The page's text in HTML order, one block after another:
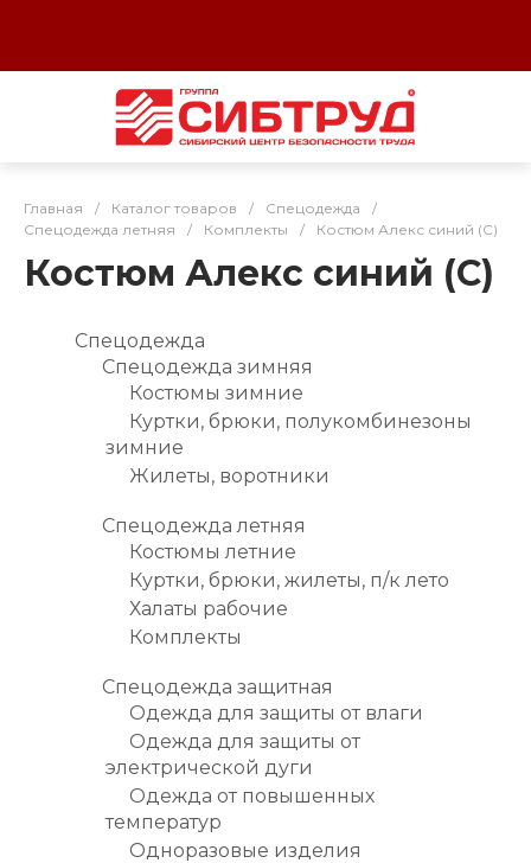
Главная / Каталог товаров / Спецодежда
/
Спецодежда летняя
/ Комплекты / Костюм Алекс синий (С)
Костюм Алекс синий (С)
Спецодежда
Спецодежда зимняя
Костюмы зимние
Куртки, брюки, полукомбинезоны
зимние
Жилеты, воротники
Спецодежда летняя
Костюмы летние
Куртки, брюки, жилеты, п/к лето
Халаты рабочие
Комплекты
Спецодежда защитная
Одежда для защиты от влаги
Одежда для защиты от
электрической дуги
Одежда от повышенных
температур
Одноразовые изделия